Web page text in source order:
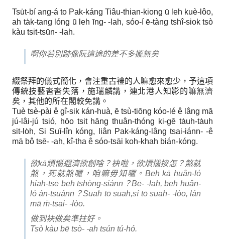
Tsu̍t-bí ang-á to Pak-káng Tiâu-thian-kiong ū leh kuè-lôo,
ah ta̍k-tang lóng ū leh īng- -lah, sóo-í ē-tàng tshî-siok tsò
kàu tsit-tsūn- -lah.
啊你若別跡像阮這途的差不多攏無矣
綴祭拜的儀式簡化，會注重古禮的人嘛愈來愈少，予這項
傳統技藝沓沓失落，施瑞麟講，連北港人知影的嘛無濟
矣，其他的所在閣較免講。
Tuè tsè-pài ê gî-sik kán-huà, ē tsù-tiōng kóo-lé ê lâng mā
jú-lâi-jú tsió, hōo tsit hāng thuân-thóng ki-gē ta̍uh-ta̍uh
sit-lo̍h, Si Suī-lîn kóng, liân Pak-káng-lâng tsai-iánn- -ê
mā bô tsē- -ah, kî-tha ê sóo-tsāi koh-khah bián-kóng.
欲kā煩惱遐濟欲創啥？袂啦，欲煩惱按怎？煞就
煞，死就煞囉，咱嘛毋知囉。Beh kā huân-ló
hiah-tsē beh tshòng-siánn？Bē- -lah, beh huân-
ló án-tsuánn？Suah tō suah,sí tō suah- -lòo, lán
mā m̄-tsai- -lòo.
做到袂做矣準拄好。
Tsò kàu bē tsò- -ah tsún tú-hó.